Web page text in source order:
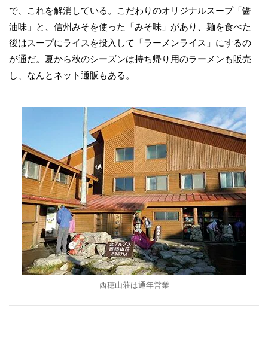
で、これを解消している。こだわりのオリジナルスープ「醤
油味」と、信州みそを使った「みそ味」があり、麺を食べた
後はスープにライスを投入して「ラーメンライス」にするの
が通だ。夏から秋のシーズンは持ち帰り用のラーメンも販売
し、なんとネット通販もある。
西穂山荘は通年営業